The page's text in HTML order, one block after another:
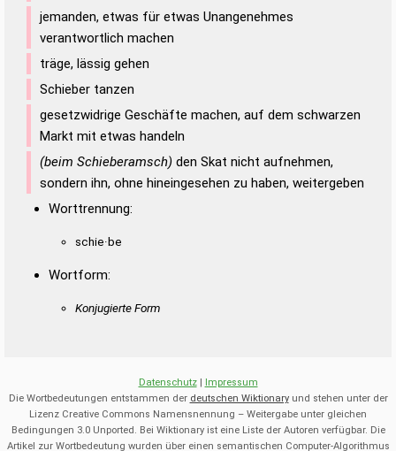
jemanden, etwas für etwas Unangenehmes
verantwortlich machen
träge, lässig gehen
Schieber tanzen
gesetzwidrige Geschäfte machen, auf dem schwarzen
Markt mit etwas handeln
(beim Schieberamsch) den Skat nicht aufnehmen,
sondern ihn, ohne hineingesehen zu haben, weitergeben
Worttrennung:
schie·be
Wortform:
Konjugierte Form
Datenschutz| Impressum
Die Wortbedeutungen entstammen der deutschen Wiktionaryund stehen unter der
Lizenz Creative Commons Namensnennung – Weitergabe unter gleichen
Bedingungen 3.0 Unported. Bei Wiktionary ist eine Liste der Autoren verfügbar. Die
Artikel zur Wortbedeutung wurden über einen semantischen Computer-Algorithmus